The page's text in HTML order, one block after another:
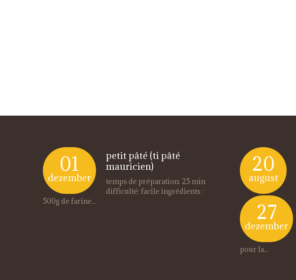
01
dezember
petit pâté (ti pâté
mauricien)
temps de préparation: 25 min
difficulté: facile ingrédients :
500g de farine...
20
august
27
dezember
pour la...